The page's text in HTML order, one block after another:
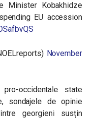
Minister Kobakhidze
EU accession
November
occidentale state
sondajele de opinie
georgieni susțin